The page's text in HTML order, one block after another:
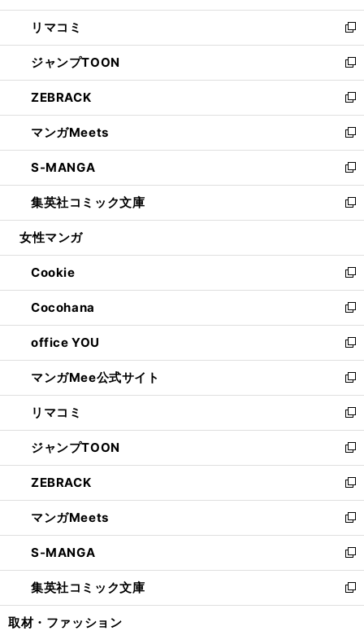
ウ
で
開
く
ン
ド
ウ
で
開
く
ウ
ィ
ン
ド
ウ
で
開
く
し
い
ウ
ィ
ン
ド
ウ
で
開
く
リマコミ
新
し
い
ウ
ィ
ン
ド
ウ
で
開
く
ジャンプTOON
新
し
い
ウ
ィ
ン
ド
ウ
で
開
ZEBRACK
新
し
い
ウ
ィ
ン
ド
ウ
開
く
マンガMeets
新
し
い
ウ
ィ
ン
ウ
で
開
く
S-MANGA
新
し
い
ウ
ン
ド
ウ
で
開
く
集英社コミック文庫
新
し
ウ
ィ
ン
ド
ウ
で
開
く
女性マンガ
Cookie
新
し
い
ウ
ィ
ン
ド
ウ
で
開
く
Cocohana
新
し
い
ウ
ィ
ン
ド
ウ
で
開
く
office YOU
新
し
い
ウ
ィ
ン
ド
ウ
で
開
く
マンガMee公式サイト
新
し
い
ウ
ィ
ン
ド
ウ
で
開
く
リマコミ
新
し
い
ウ
ィ
ン
ド
ウ
で
開
く
ジャンプTOON
新
し
い
ウ
ィ
ン
ド
ウ
で
開
ZEBRACK
新
し
い
ウ
ィ
ン
ド
ウ
マンガMeets
新
し
い
ウ
ィ
ン
S-MANGA
新
し
い
ウ
集英社コミック文庫
新
し
取材・ファッション